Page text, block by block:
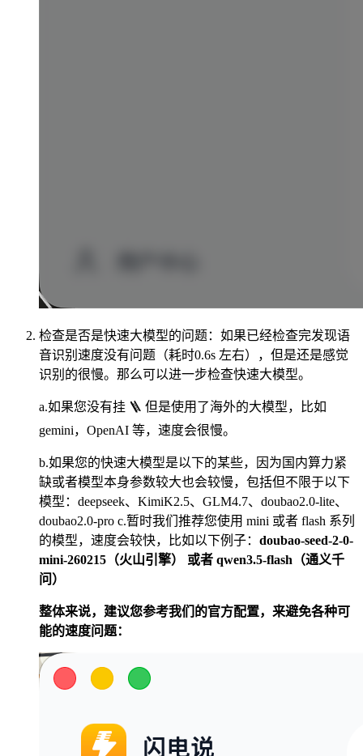
检查是否是快速大模型的问题：如果已经检查完发现语
音识别速度没有问题（耗时0.6s 左右），但是还是感觉
识别的很慢。那么可以进一步检查快速大模型。
a.如果您没有挂 🪜 但是使用了海外的大模型，比如
gemini，OpenAI 等，速度会很慢。
b.如果您的快速大模型是以下的某些，因为国内算力紧
缺或者模型本身参数较大也会较慢，包括但不限于以下
模型：deepseek、KimiK2.5、GLM4.7、doubao2.0-lite、
doubao2.0-pro c.暂时我们推荐您使用 mini 或者 flash 系列
的模型，速度会较快，比如以下例子： doubao-seed-2-0-
mini-260215（火山引擎） 或者 qwen3.5-flash（通义千
问）
整体来说，建议您参考我们的官方配置，来避免各种可
能的速度问题：